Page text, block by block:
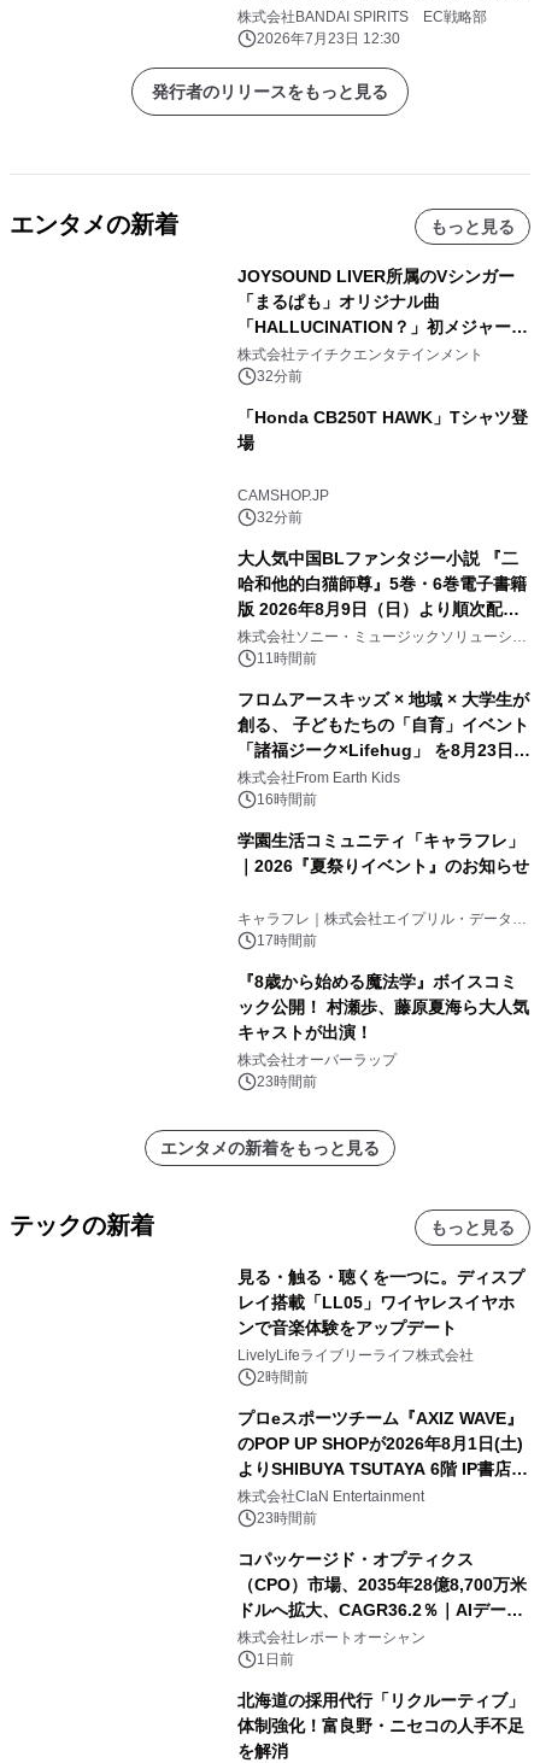
株式会社BANDAI SPIRITS EC戦略部
2026年7月23日 12:30
発行者のリリースをもっと見る
エンタメの新着 もっと見る
JOYSOUND LIVER所属のVシンガー
「まるぱも」オリジナル曲
「HALLUCINATION？」初メジャー配
信リリース決定！
株式会社テイチクエンタテインメント
32分前
「Honda CB250T HAWK」Tシャツ登
場
CAMSHOP.JP
32分前
大人気中国BLファンタジー小説 『二
哈和他的白猫師尊』5巻・6巻電子書籍
版 2026年8月9日（日）より順次配信
開始
株式会社ソニー・ミュージックソリューショ
ンズ11時間前
フロムアースキッズ × 地域 × 大学生が
創る、 子どもたちの「自育」イベント
「諸福ジーク×Lifehug」 を8月23日
(日)開催
株式会社From Earth Kids
16時間前
学園生活コミュニティ「キャラフレ」
｜2026『夏祭りイベント』のお知らせ
キャラフレ｜株式会社エイプリル・データ・
デザインズ
17時間前
『8歳から始める魔法学』ボイスコミ
ック公開！ 村瀬歩、藤原夏海ら大人気
キャストが出演！
株式会社オーバーラップ
23時間前
エンタメの新着をもっと見る
テックの新着 もっと見る
見る・触る・聴くを一つに。ディスプ
レイ搭載「LL05」ワイヤレスイヤホ
ンで音楽体験をアップデート
LivelyLifeライブリーライフ株式会社
2時間前
プロeスポーツチーム『AXIZ WAVE』
のPOP UP SHOPが2026年8月1日(土)
よりSHIBUYA TSUTAYA 6階 IP書店で
開催決定！！
株式会社ClaN Entertainment
23時間前
コパッケージド・オプティクス
（CPO）市場、2035年28億8,700万米
ドルへ拡大、CAGR36.2％｜AIデータ
センター・高速光通信需要が成長を加
速
株式会社レポートオーシャン
1日前
北海道の採用代行「リクルーティブ」
体制強化！富良野・ニセコの人手不足
を解消